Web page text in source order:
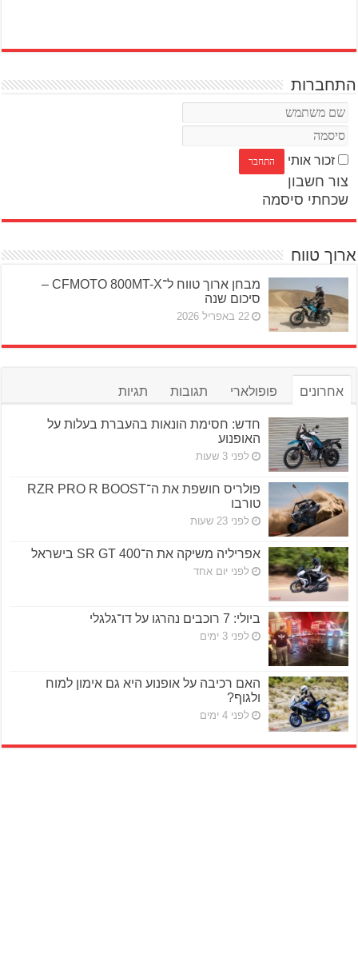
התחברות
זכור אותי
צור חשבון
שכחתי סיסמה
ארוך טווח
מבחן ארוך טווח ל־CFMOTO 800MT-X –
סיכום שנה
22 באפריל 2026
אחרונים פופולארי תגובות תגיות
חדש: חסימת הונאות בהעברת בעלות על
האופנוע
לפני 3 שעות
פולריס חושפת את ה־RZR PRO R BOOST
טורבו
לפני 23 שעות
אפריליה משיקה את ה־SR GT 400 בישראל
לפני יום אחד
ביולי: 7 רוכבים נהרגו על דו־גלגלי
לפני 3 ימים
האם רכיבה על אופנוע היא גם אימון למוח
ולגוף?
לפני 4 ימים